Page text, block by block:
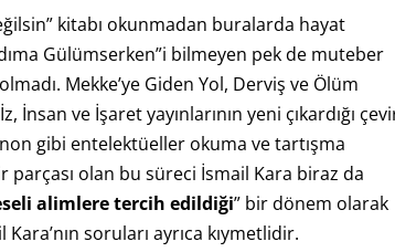
kitabı okunmadan buralarda hayat
Gülümserken”i bilmeyen pek de muteber
Mekke’ye Giden Yol, Derviş ve Ölüm
İnsan ve İşaret yayınlarının yeni çıkardığı
gibi entelektüeller okuma ve tartışma
parçası olan bu süreci İsmail Kara biraz da
alimlere tercih edildiği” bir dönem olarak
soruları ayrıca kıymetlidir.